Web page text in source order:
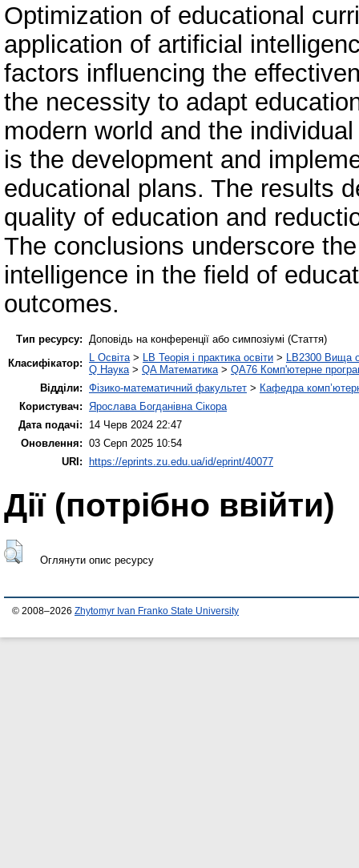
Optimization of educational
application of artificial
factors influencing the
the necessity to adapt
modern world and the
is the development and
educational plans. The results
quality of education and
The conclusions underscore
intelligence in the field of
outcomes.
Тип ресурсу:
Доповідь на конференції або симпозіумі (Стаття)
Класифікатор:
L Освіта > LB Теорія і практика освіти > LB2300 Вища
Q Наука > QA Математика > QA76 Комп'ютерне
Відділи: Фізико-математичний факультет > Кафедра
Користувач:
Ярослава Богданівна Сікора
Дата подачі:
14 Черв 2024 22:47
Оновлення: 03 Серп 2025 10:54
URI: https://eprints.zu.edu.ua/id/eprint/40077
Дії ​​(потрібно ввійти)
Оглянути опис ресурсу
© 2008–2026 Zhytomyr Ivan Franko State University